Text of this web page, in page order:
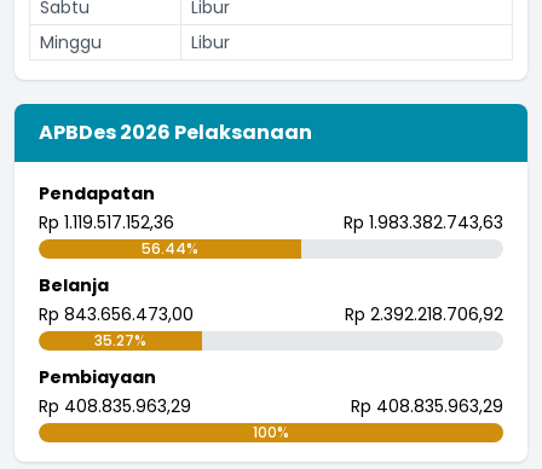
Sabtu
Libur
Minggu
Libur
APBDes 2026 Pelaksanaan
Pendapatan
Rp 1.119.517.152,36
Rp 1.983.382.743,63
56.44%
Belanja
Rp 843.656.473,00
Rp 2.392.218.706,92
35.27%
Pembiayaan
Rp 408.835.963,29
Rp 408.835.963,29
100%